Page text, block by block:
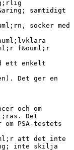
samtidigt
socker med
f&ouml;r
ett enkelt
Det ger en
och om
Det
PSA-testets
att det inte
inte skilja